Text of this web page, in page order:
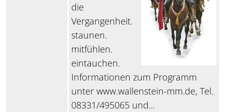
die
Vergangenheit.
staunen.
mitfühlen.
eintauchen.
Informationen zum Programm
unter www.wallenstein-mm.de, Tel.
08331/495065 und...